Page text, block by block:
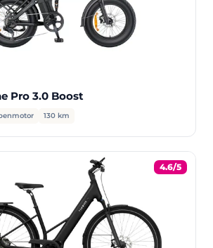
Pro 3.0 Boost
130 km
4.6/5